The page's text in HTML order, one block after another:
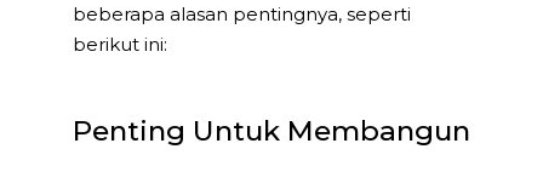
beberapa alasan pentingnya, seperti
berikut ini:
Penting Untuk Membangun